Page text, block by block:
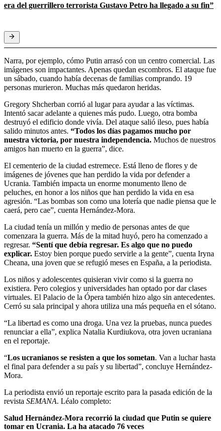
era del guerrillero terrorista Gustavo Petro ha llegado a su fin”
Narra, por ejemplo, cómo Putin arrasó con un centro comercial. Las
imágenes son impactantes. Apenas quedan escombros. El ataque fue
un sábado, cuando había decenas de familias comprando. 19
personas murieron. Muchas más quedaron heridas.
Gregory Shcherban corrió al lugar para ayudar a las víctimas.
Intentó sacar adelante a quienes más pudo. Luego, otra bomba
destruyó el edificio donde vivía. Del ataque salió ileso, pues había
salido minutos antes. “Todos los días pagamos mucho por
nuestra victoria, por nuestra independencia. Muchos de nuestros
amigos han muerto en la guerra”, dice.
El cementerio de la ciudad estremece. Está lleno de flores y de
imágenes de jóvenes que han perdido la vida por defender a
Ucrania. También impacta un enorme monumento lleno de
peluches, en honor a los niños que han perdido la vida en esa
agresión. “Las bombas son como una lotería que nadie piensa que le
caerá, pero cae”, cuenta Hernández-Mora.
La ciudad tenía un millón y medio de personas antes de que
comenzara la guerra. Más de la mitad huyó, pero ha comenzado a
regresar. “Sentí que debía regresar. Es algo que no puedo
explicar. Estoy bien porque puedo servirle a la gente”, cuenta Iryna
Cheana, una joven que se refugió meses en España, a la periodista.
Los niños y adolescentes quisieran vivir como si la guerra no
existiera. Pero colegios y universidades han optado por dar clases
virtuales. El Palacio de la Ópera también hizo algo sin antecedentes.
Cerró su sala principal y ahora utiliza una más pequeña en el sótano.
“La libertad es como una droga. Una vez la pruebas, nunca puedes
renunciar a ella”, explica Natalia Kurdiukova, otra joven ucraniana
en el reportaje.
“Los ucranianos se resisten a que los sometan. Van a luchar hasta
el final para defender a su país y su libertad”, concluye Hernández-
Mora.
La periodista envió un reportaje escrito para la pasada edición de la
revista SEMANA. Léalo completo:
Salud Hernández-Mora recorrió la ciudad que Putin se quiere
tomar en Ucrania. La ha atacado 76 veces